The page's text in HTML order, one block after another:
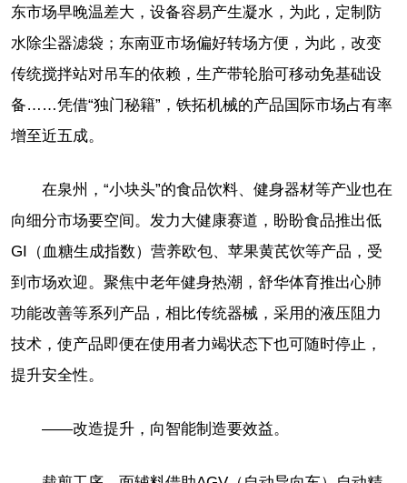
东市场早晚温差大，设备容易产生凝水，为此，定制防
水除尘器滤袋；东南亚市场偏好转场方便，为此，改变
传统搅拌站对吊车的依赖，生产带轮胎可移动免基础设
备……凭借“独门秘籍”，铁拓机械的产品国际市场占有率
增至近五成。
在泉州，“小块头”的食品饮料、健身器材等产业也在
向细分市场要空间。发力大健康赛道，盼盼食品推出低
GI（血糖生成指数）营养欧包、苹果黄芪饮等产品，受
到市场欢迎。聚焦中老年健身热潮，舒华体育推出心肺
功能改善等系列产品，相比传统器械，采用的液压阻力
技术，使产品即便在使用者力竭状态下也可随时停止，
提升安全性。
——改造提升，向智能制造要效益。